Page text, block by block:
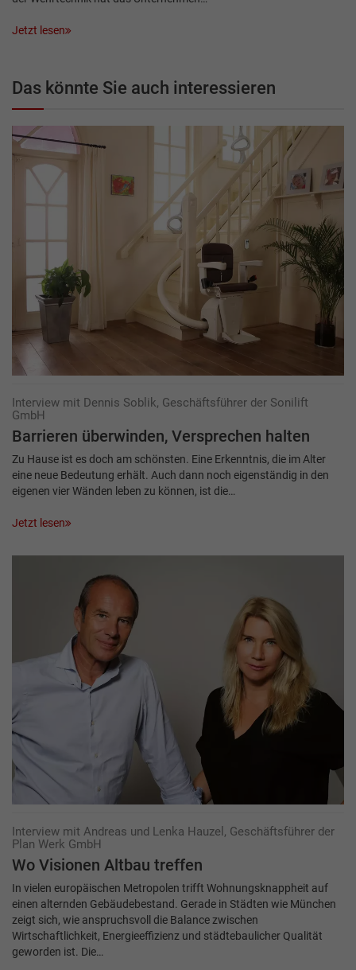
Jetzt lesen
Das könnte Sie auch interessieren
Interview mit Dennis Soblik, Geschäftsführer der Sonilift
GmbH
Barrieren überwinden, ­Versprechen halten
Zu Hause ist es doch am schönsten. Eine Erkenntnis, die im Alter
eine neue Bedeutung erhält. Auch dann noch eigenständig in den
eigenen vier Wänden leben zu können, ist die…
Jetzt lesen
Interview mit Andreas und Lenka Hauzel, Geschäftsführer der
Plan Werk GmbH
Wo Visionen Altbau treffen
In vielen europäischen Metropolen trifft Wohnungsknappheit auf
einen alternden Gebäudebestand. Gerade in Städten wie München
zeigt sich, wie anspruchsvoll die Balance zwischen
Wirtschaftlichkeit, Energieeffizienz und städtebaulicher Qualität
geworden ist. Die…